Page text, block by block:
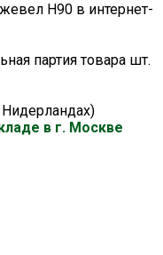
партия товара шт.
в г. Москве